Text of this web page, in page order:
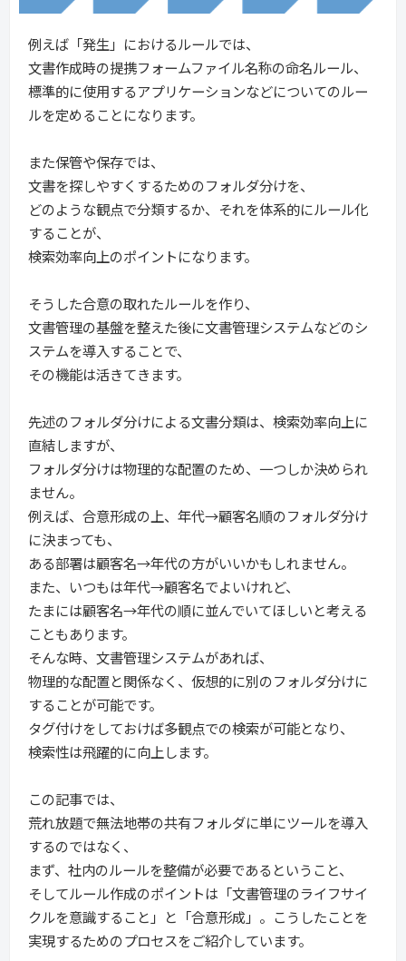
例えば「発生」におけるルールでは、
文書作成時の提携フォームファイル名称の命名ルール、
標準的に使用するアプリケーションなどについてのルー
ルを定めることになります。
また保管や保存では、
文書を探しやすくするためのフォルダ分けを、
どのような観点で分類するか、それを体系的にルール化
することが、
検索効率向上のポイントになります。
そうした合意の取れたルールを作り、
文書管理の基盤を整えた後に文書管理システムなどのシ
ステムを導入することで、
その機能は活きてきます。
先述のフォルダ分けによる文書分類は、検索効率向上に
直結しますが、
フォルダ分けは物理的な配置のため、一つしか決められ
ません。
例えば、合意形成の上、年代→顧客名順のフォルダ分け
に決まっても、
ある部署は顧客名→年代の方がいいかもしれません。
また、いつもは年代→顧客名でよいけれど、
たまには顧客名→年代の順に並んでいてほしいと考える
こともあります。
そんな時、文書管理システムがあれば、
物理的な配置と関係なく、仮想的に別のフォルダ分けに
することが可能です。
タグ付けをしておけば多観点での検索が可能となり、
検索性は飛躍的に向上します。
この記事では、
荒れ放題で無法地帯の共有フォルダに単にツールを導入
するのではなく、
まず、社内のルールを整備が必要であるということ、
そしてルール作成のポイントは「文書管理のライフサイ
クルを意識すること」と「合意形成」。こうしたことを
実現するためのプロセスをご紹介しています。